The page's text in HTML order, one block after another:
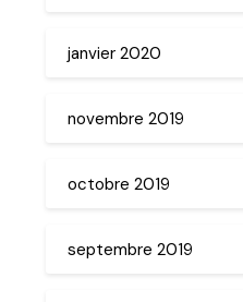
janvier 2020
novembre 2019
octobre 2019
septembre 2019